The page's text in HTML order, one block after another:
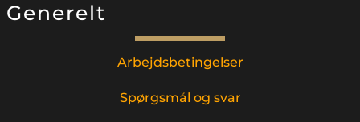
Generelt
Arbejdsbetingelser
Spørgsmål og svar